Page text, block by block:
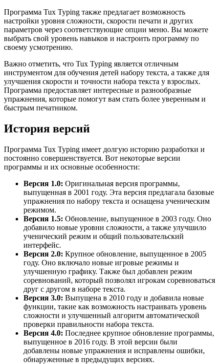
Программа Tux Typing также предлагает возможность
настройки уровня сложности, скорости печати и других
параметров через соответствующие опции меню. Вы можете
выбрать свой уровень навыков и настроить программу по
своему усмотрению.
Важно отметить, что Tux Typing является отличным
инструментом для обучения детей набору текста, а также для
улучшения скорости и точности набора текста у взрослых.
Программа предоставляет интересные и разнообразные
упражнения, которые помогут вам стать более уверенным и
быстрым печатником.
История версий
Программа Tux Typing имеет долгую историю разработки и
постоянно совершенствуется. Вот некоторые версии
программы и их основные особенности:
Версия 1.0: Оригинальная версия программы,
выпущенная в 2001 году. Эта версия предлагала базовые
упражнения по набору текста и оснащена ученическим
режимом.
Версия 1.5: Обновление, выпущенное в 2003 году. Оно
добавило новые уровни сложности, а также улучшило
ученический режим и общий пользовательский
интерфейс.
Версия 2.0: Крупное обновление, выпущенное в 2005
году. Оно включало новые игровые режимы и
улучшенную графику. Также был добавлен режим
соревнований, который позволял игрокам соревноваться
друг с другом в наборе текста.
Версия 3.0: Выпущена в 2010 году и добавила новые
функции, такие как возможность настраивать уровень
сложности и улучшенный алгоритм автоматической
проверки правильности набора текста.
Версия 4.0: Последнее крупное обновление программы,
выпущенное в 2016 году. В этой версии были
добавлены новые упражнения и исправлены ошибки,
обнаруженные в предыдущих версиях.